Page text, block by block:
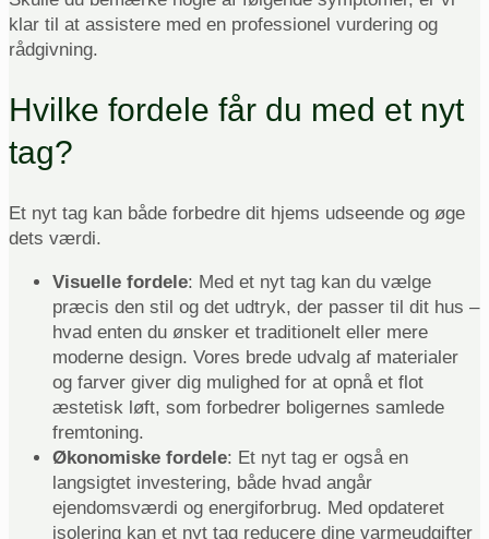
klar til at assistere med en professionel vurdering og
rådgivning.
Hvilke fordele får du med et nyt
tag?
Et nyt tag kan både forbedre dit hjems udseende og øge
dets værdi.
Visuelle fordele: Med et nyt tag kan du vælge
præcis den stil og det udtryk, der passer til dit hus –
hvad enten du ønsker et traditionelt eller mere
moderne design. Vores brede udvalg af materialer
og farver giver dig mulighed for at opnå et flot
æstetisk løft, som forbedrer boligernes samlede
fremtoning.
Økonomiske fordele: Et nyt tag er også en
langsigtet investering, både hvad angår
ejendomsværdi og energiforbrug. Med opdateret
isolering kan et nyt tag reducere dine varmeudgifter